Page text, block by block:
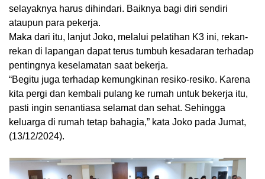
selayaknya harus dihindari. Baiknya bagi diri sendiri
ataupun para pekerja.
Maka dari itu, lanjut Joko, melalui pelatihan K3 ini, rekan-
rekan di lapangan dapat terus tumbuh kesadaran terhadap
pentingnya keselamatan saat bekerja.
“Begitu juga terhadap kemungkinan resiko-resiko. Karena
kita pergi dan kembali pulang ke rumah untuk bekerja itu,
pasti ingin senantiasa selamat dan sehat. Sehingga
keluarga di rumah tetap bahagia,” kata Joko pada Jumat,
(13/12/2024).